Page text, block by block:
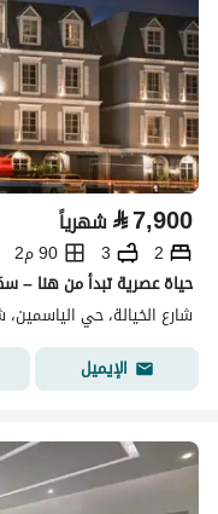
⃁7,900 شهرياً
2
3
90 م2
حياة عصرية تبدأ من هنا –
شارع الخيالة، حي
الإيميل